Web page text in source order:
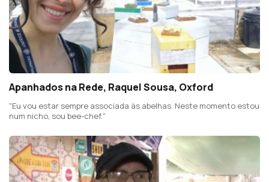
Apanhados na Rede, Raquel Sousa, Oxford
"Eu vou estar sempre associada às abelhas. Neste momento estou
num nicho, sou bee-chef."